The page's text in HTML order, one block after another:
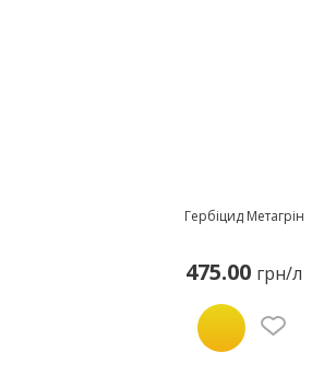
Гербіцид Метагрін
475.00 грн/л